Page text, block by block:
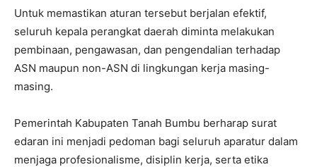
Untuk memastikan aturan tersebut berjalan efektif,
seluruh kepala perangkat daerah diminta melakukan
pembinaan, pengawasan, dan pengendalian terhadap
ASN maupun non-ASN di lingkungan kerja masing-
masing.
Pemerintah Kabupaten Tanah Bumbu berharap surat
edaran ini menjadi pedoman bagi seluruh aparatur dalam
menjaga profesionalisme, disiplin kerja, serta etika